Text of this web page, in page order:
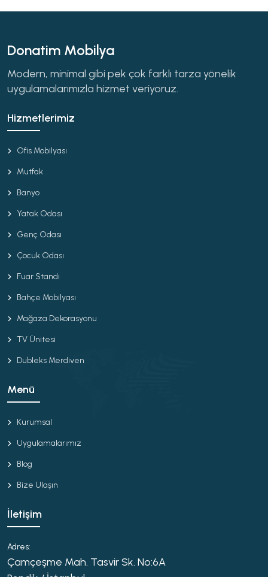
Donatim Mobilya
Modern, minimal gibi pek çok farklı tarza yönelik
uygulamalarımızla hizmet veriyoruz.
Hizmetlerimiz
Ofis Mobilyası
Mutfak
Banyo
Yatak Odası
Genç Odası
Çocuk Odası
Fuar Standı
Bahçe Mobilyası
Mağaza Dekorasyonu
TV Ünitesi
Dubleks Merdiven
Menü
Kurumsal
Uygulamalarımız
Blog
Bize Ulaşın
İletişim
Adres:
Çamçeşme Mah. Tasvir Sk. No:6A